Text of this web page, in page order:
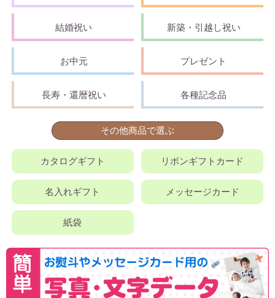
結婚祝い 新築・引越し祝い
お中元 プレゼント
長寿・還暦祝い 各種記念品
その他商品で選ぶ
カタログギフト リボンギフトカード
名入れギフト メッセージカード
紙袋